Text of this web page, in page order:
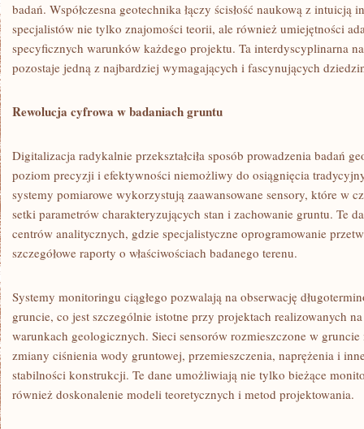
badań. Współczesna geotechnika łączy ścisłość naukową z intuicją
specjalistów nie tylko znajomości teorii, ale również umiejętności
specyficznych warunków każdego projektu. Ta interdyscyplinarna
pozostaje jedną z najbardziej wymagających i fascynujących
Rewolucja cyfrowa w badaniach gruntu
Digitalizacja radykalnie przekształciła sposób prowadzenia badań
poziom precyzji i efektywności niemożliwy do osiągnięcia
systemy pomiarowe wykorzystują zaawansowane sensory, które w
setki parametrów charakteryzujących stan i zachowanie gruntu. Te
centrów analitycznych, gdzie specjalistyczne oprogramowanie
szczegółowe raporty o właściwościach badanego terenu.
Systemy monitoringu ciągłego pozwalają na obserwację
gruncie, co jest szczególnie istotne przy projektach realizowanych
warunkach geologicznych. Sieci sensorów rozmieszczone w gruncie
zmiany ciśnienia wody gruntowej, przemieszczenia, naprężenia i
stabilności konstrukcji. Te dane umożliwiają nie tylko bieżące
również doskonalenie modeli teoretycznych i metod projektowania.